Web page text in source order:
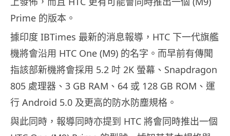
Prime 的版本。
據印度 IBTimes 最新的消息報導，HTC 下一代旗艦
機將會沿用 HTC One (M9) 的名字。而早前有傳聞
指該部新機將會採用 5.2 吋 2K 螢幕、Snapdragon
805 處理器、3 GB RAM、64 或 128 GB ROM、運
行 Android 5.0 及更高的防水防塵規格。
與此同時，報導同時亦提到 HTC 將會同時推出一個